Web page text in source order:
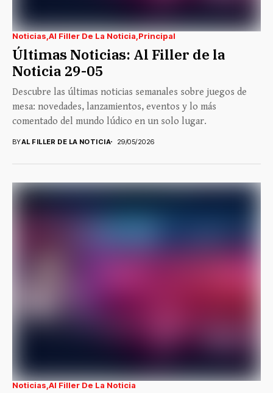
Noticias Al Filler De La Noticia Principal
Últimas Noticias: Al Filler de la
Noticia 29-05
Descubre las últimas noticias semanales sobre juegos de
mesa: novedades, lanzamientos, eventos y lo más
comentado del mundo lúdico en un solo lugar.
BYAL FILLER DE LA NOTICIA 29/05/2026
Noticias Al Filler De La Noticia